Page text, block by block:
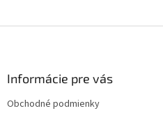
Informácie pre vás
Obchodné podmienky